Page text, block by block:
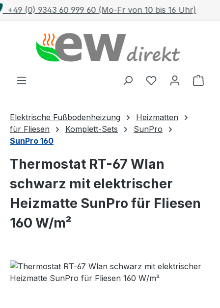
Zum Hauptinhalt springen
Kostenloser Versand mit DHL ab 100 €
Elektrische Fußbodenheizung
Heizmatten
für Fliesen
Komplett-Sets
SunPro
SunPro 160
Thermostat RT-67 Wlan
schwarz mit elektrischer
Heizmatte SunPro für Fliesen
160 W/m²
Bildergalerie überspringen